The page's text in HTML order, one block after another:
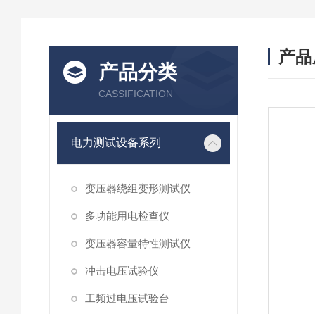
产品分类
CASSIFICATION
电力测试设备系列
变压器绕组变形测试仪
多功能用电检查仪
变压器容量特性测试仪
冲击电压试验仪
工频过电压试验台
产